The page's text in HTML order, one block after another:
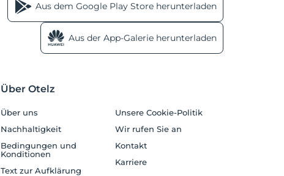
Aus dem Google Play Store herunterladen
Aus der App-Galerie herunterladen
Über Otelz
Über uns
Nachhaltigkeit
Bedingungen und
Konditionen
Text zur Aufklärung
Unsere Cookie-Politik
Wir rufen Sie an
Kontakt
Karriere